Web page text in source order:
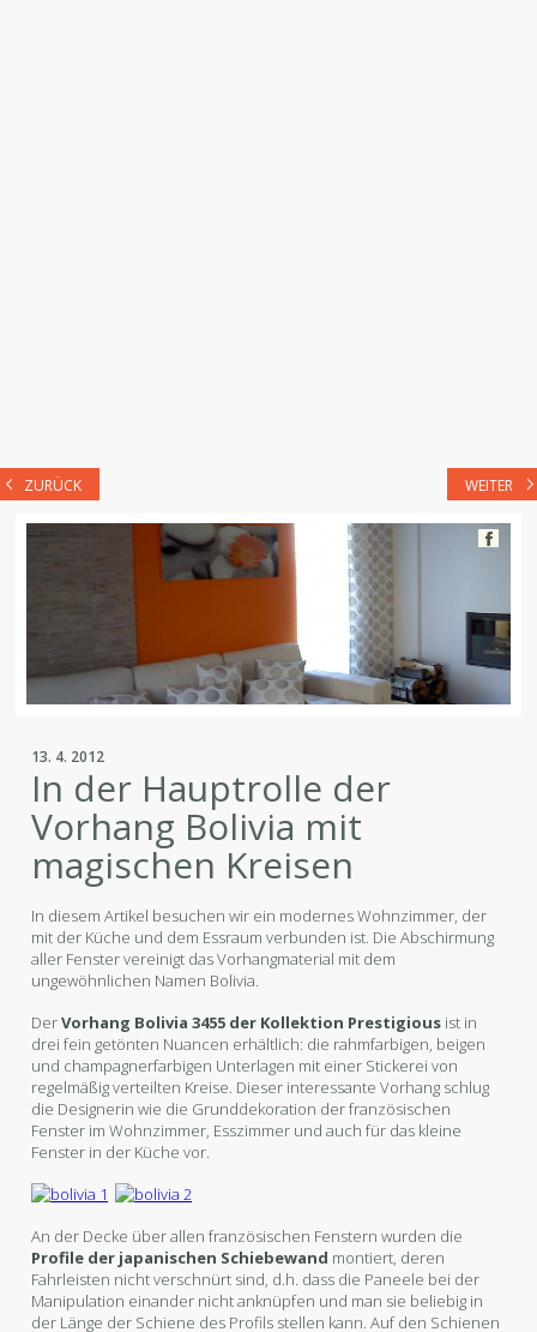
ZURÜCK WEITER
13. 4. 2012
In der Hauptrolle der
Vorhang Bolivia mit
magischen Kreisen
In diesem Artikel besuchen wir ein modernes Wohnzimmer, der
mit der Küche und dem Essraum verbunden ist. Die Abschirmung
aller Fenster vereinigt das Vorhangmaterial mit dem
ungewöhnlichen Namen Bolivia.
DerVorhang Bolivia 3455 der Kollektion Prestigious ist in
drei fein getönten Nuancen erhältlich: die rahmfarbigen, beigen
und champagnerfarbigen Unterlagen mit einer Stickerei von
regelmäßig verteilten Kreise. Dieser interessante Vorhang schlug
die Designerin wie die Grunddekoration der französischen
Fenster im Wohnzimmer, Esszimmer und auch für das kleine
Fenster in der Küche vor.
An der Decke über allen französischen Fenstern wurden die
Profile der japanischen Schiebewand montiert, deren
Fahrleisten nicht verschnürt sind, d.h. dass die Paneele bei der
Manipulation einander nicht anknüpfen und man sie beliebig in
der Länge der Schiene des Profils stellen kann. Auf den Schienen